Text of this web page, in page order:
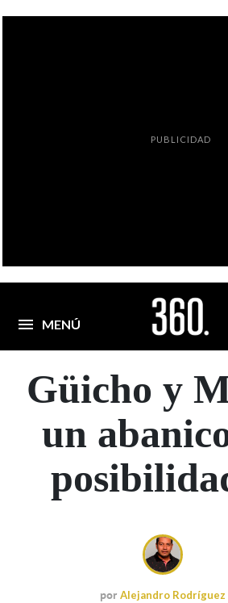
PUBLICIDAD
MENÚ
Güicho y
un
por Alejandro Rodríguez